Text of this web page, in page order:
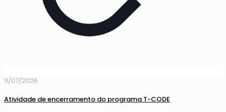
11/07/2026
Atividade de encerramento do programa T-CODE